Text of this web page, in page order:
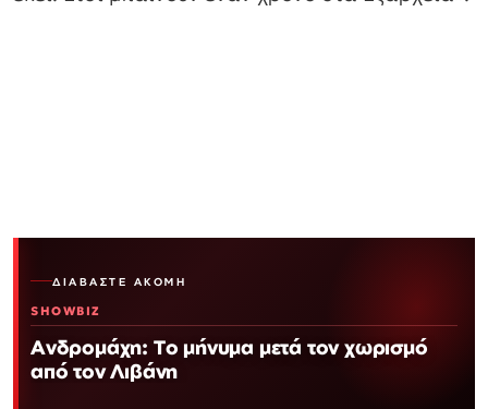
ΔΙΑΒΆΣΤΕ ΑΚΌΜΗ
SHOWBIZ
Ανδρομάχη: Το μήνυμα μετά τον χωρισμό
από τον Λιβάνη